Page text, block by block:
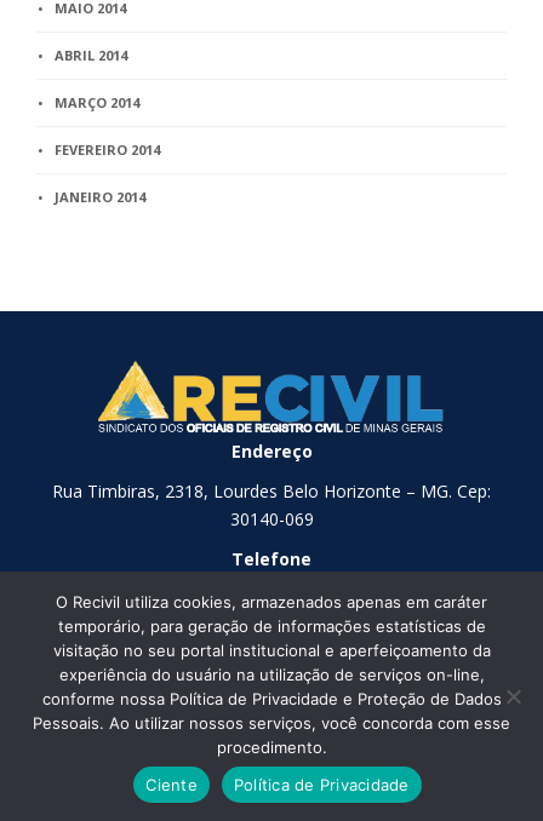
MAIO 2014
ABRIL 2014
MARÇO 2014
FEVEREIRO 2014
JANEIRO 2014
Endereço
Rua Timbiras, 2318, Lourdes Belo Horizonte – MG. Cep:
30140-069
Telefone
(31) 2129-6000
Deixe sua mensagem
O Recivil utiliza cookies, armazenados apenas em caráter
temporário, para geração de informações estatísticas de
visitação no seu portal institucional e aperfeiçoamento da
experiência do usuário na utilização de serviços on-line,
conforme nossa Política de Privacidade e Proteção de Dados
Pessoais. Ao utilizar nossos serviços, você concorda com esse
procedimento.
Ciente
Política de Privacidade